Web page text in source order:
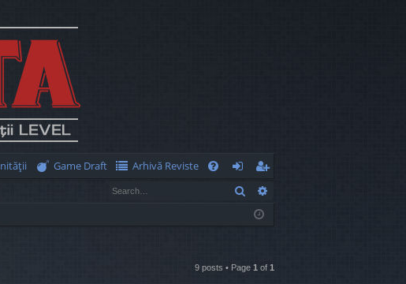
Game Draft
Arhivă Reviste
og
eg
ist
Search
9 posts • Page 1 of 1